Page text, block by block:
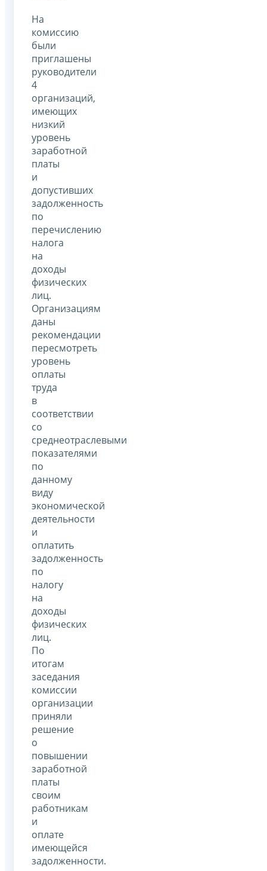
На
комиссию
были
приглашены
руководители
4
организаций,
имеющих
низкий
уровень
заработной
платы
и
допустивших
задолженность
по
перечислению
налога
на
доходы
физических
лиц.
Организациям
даны
рекомендации
пересмотреть
уровень
оплаты
труда
в
соответствии
со
среднеотраслевыми
показателями
по
данному
виду
экономической
деятельности
и
оплатить
задолженность
по
налогу
на
доходы
физических
лиц.
По
итогам
заседания
комиссии
организации
приняли
решение
о
повышении
заработной
платы
своим
работникам
и
оплате
имеющейся
задолженности.